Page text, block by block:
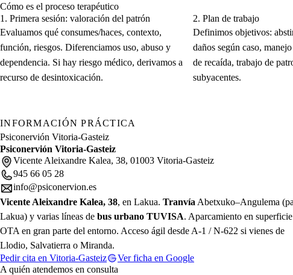
Cómo es el proceso terapéutico
1. Primera sesión: valoración del patrón
Evaluamos qué consumes/haces, contexto,
función, riesgos. Diferenciamos uso, abuso y
dependencia. Si hay riesgo médico, derivamos a
recurso de desintoxicación.
2. Plan de trabajo
Definimos objetivos:
daños según caso,
de recaída, trabajo de
subyacentes.
INFORMACIÓN PRÁCTICA
Psiconervión Vitoria-Gasteiz
Psiconervión Vitoria-Gasteiz
Vicente Aleixandre Kalea, 38, 01003 Vitoria-Gasteiz
945 66 05 28
info@psiconervion.es
Vicente Aleixandre Kalea, 38, en Lakua. Tranvía Abetxuko–Angulema
Lakua) y varias líneas de bus urbano TUVISA. Aparcamiento en
OTA en gran parte del entorno. Acceso ágil desde A-1 / N-622 si vienes de
Llodio, Salvatierra o Miranda.
Pedir cita en Vitoria-Gasteiz
Ver ficha en Google
A quién atendemos en consulta